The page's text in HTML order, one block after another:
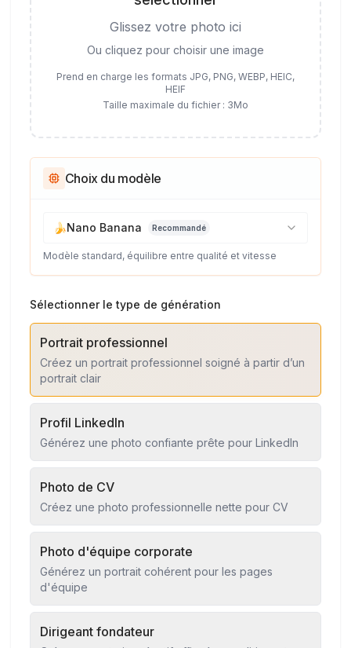
Glissez votre photo ici
Ou cliquez pour choisir une image
Prend en charge les formats JPG, PNG, WEBP, HEIC,
HEIF
Taille maximale du fichier : 3Mo
Choix du modèle
🍌Nano Banana Recommandé
Modèle standard, équilibre entre qualité et vitesse
Sélectionner le type de génération
Portrait professionnel
Créez un portrait professionnel soigné à partir d’un
portrait clair
Profil LinkedIn
Générez une photo confiante prête pour LinkedIn
Photo de CV
Créez une photo professionnelle nette pour CV
Photo d'équipe corporate
Générez un portrait cohérent pour les pages
d'équipe
Dirigeant fondateur